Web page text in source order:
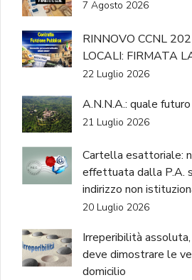
7 Agosto 2026
RINNOVO CCNL
LOCALI: FIRMATA
22 Luglio 2026
A.N.N.A.: quale futuro
21 Luglio 2026
Cartella esattoriale:
effettuata dalla P.A.
indirizzo non
20 Luglio 2026
Irreperibilità
deve dimostrare le
domicilio